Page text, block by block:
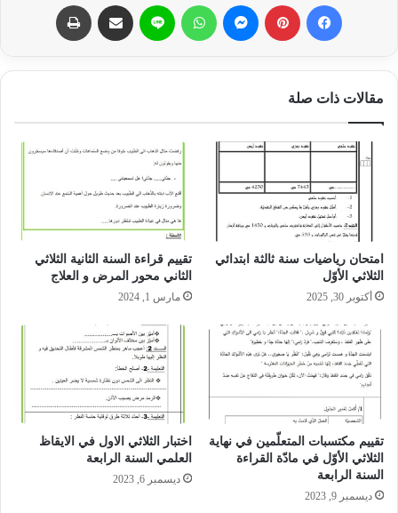
مقالات ذات صلة
امتحان رياضيات سنة ثالثة ابتدائي
الثلاثي الأوّل‎
أكتوبر 30, 2025
تقييم قراءة السنة الثانية الثلاثي
الثاني محور المرض و العلاج
مارس 1, 2024
تقييم مكتسبات المتعلّمين في نهاية
الثلاثي الأوّل في مادّة القراءة
السنة الرابعة
ديسمبر 9, 2023
اختبار الثلاثي الاول في الايقاظ
العلمي السنة الرابعة
ديسمبر 6, 2023